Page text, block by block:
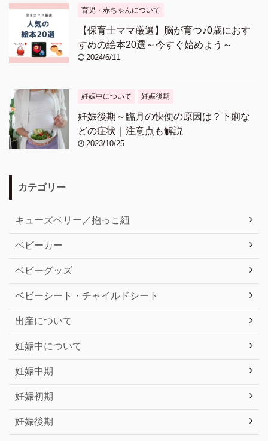
育児・赤ちゃんについて
【保育士ママ厳選】脳が育つ♪0歳におす
すめの絵本20選～今すぐ始めよう～
2024/6/11
妊娠中について 妊娠後期
妊娠後期～臨月の快便の原因は？下痢な
どの症状｜注意点も解説
2023/10/25
カテゴリー
キューズベリー／抱っこ紐
ベビーカー
ベビーグッズ
ベビーシート・チャイルドシート
出産について
妊娠中について
妊娠中期
妊娠初期
妊娠後期